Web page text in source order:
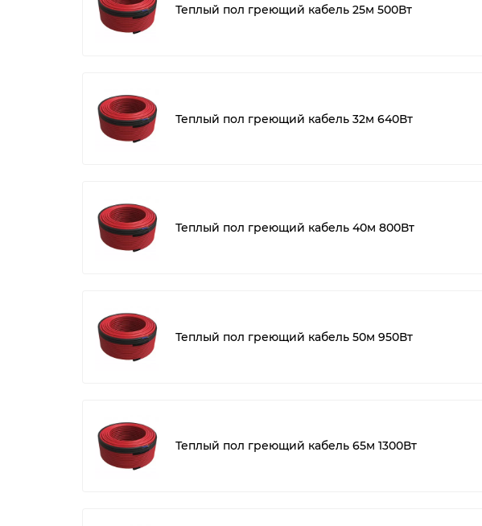
Теплый пол греющий кабель 25м 500Вт
Теплый пол греющий кабель 32м 640Вт
Теплый пол греющий кабель 40м 800Вт
Теплый пол греющий кабель 50м 950Вт
Теплый пол греющий кабель 65м 1300Вт